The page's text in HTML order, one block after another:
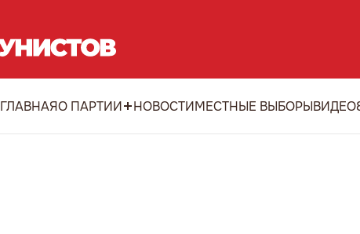
ГЛАВНАЯО ПАРТИИ НОВОСТИМЕСТНЫЕ ВЫБОРЫВИДЕО